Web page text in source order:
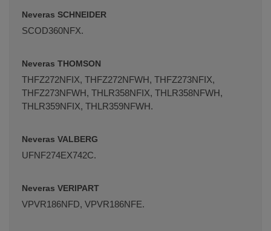
Neveras SCHNEIDER
SCOD360NFX.
Neveras THOMSON
THFZ272NFIX, THFZ272NFWH, THFZ273NFIX,
THFZ273NFWH, THLR358NFIX, THLR358NFWH,
THLR359NFIX, THLR359NFWH.
Neveras VALBERG
UFNF274EX742C.
Neveras VERIPART
VPVR186NFD, VPVR186NFE.